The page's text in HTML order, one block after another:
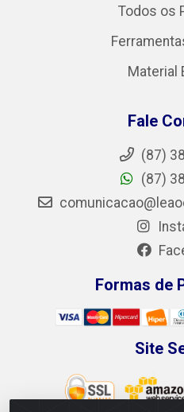
Todos os
Material
Fale
(87)
(87)
Formas de
Site